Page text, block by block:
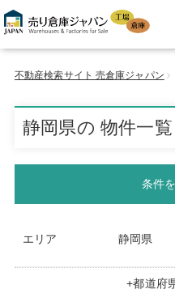
不動産検索サイト 売倉庫ジャパン
静岡県の 物件一覧
条件
エリア 静岡県
+都道府